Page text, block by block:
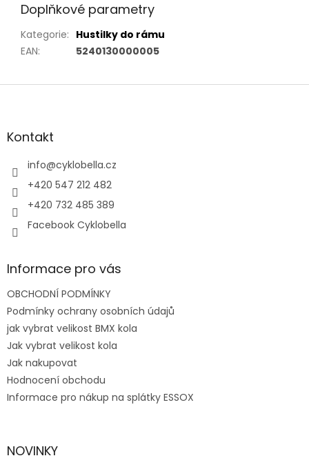
Doplňkové parametry
Kategorie: Hustilky do rámu
EAN: 5240130000005
Z
aKontakt
info@cyklobella.cz
+420 547 212 482
+420 732 485 389
Facebook Cyklobella
Informace pro vás
OBCHODNÍ PODMÍNKY
Podmínky ochrany osobních údajů
jak vybrat velikost BMX kola
Jak vybrat velikost kola
Jak nakupovat
Hodnocení obchodu
Informace pro nákup na splátky ESSOX
NOVINKY